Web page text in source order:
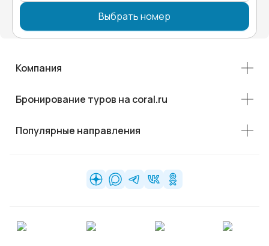
Выбрать номер
Компания
Бронирование туров на coral.ru
Популярные направления